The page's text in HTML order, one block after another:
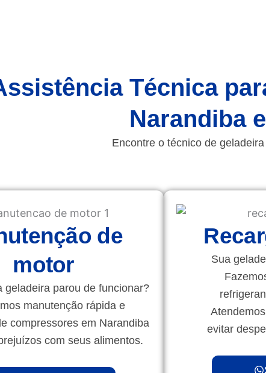
Técnica
Narandiba
Encontre o técnico de
de
motor
geladeira parou de funcionar?
manutenção rápida e
compressores em Narandiba
com seus alimentos.
Sua
evitar